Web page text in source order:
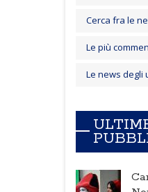
Cerca fra le
Le più
Le news degli